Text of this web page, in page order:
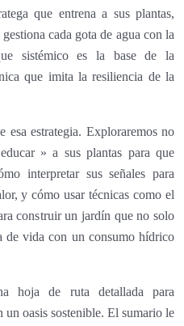
que entrena a sus plantas,
cada gota de agua con la
sistémico es la base de la
que imita la resiliencia de la
esa estrategia. Exploraremos no
» a sus plantas para que
interpretar sus señales para
y cómo usar técnicas como el
construir un jardín que no solo
de vida con un consumo hídrico
hoja de ruta detallada para
un oasis sostenible. El sumario le